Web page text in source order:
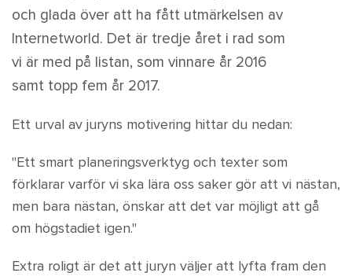
och glada över att ha fått utmärkelsen av
Internetworld. Det är tredje året i rad som
vi är med på listan, som vinnare år 2016
samt topp fem år 2017.
Ett urval av juryns motivering hittar du nedan:
"Ett smart planeringsverktyg och texter som
förklarar varför vi ska lära oss saker gör att vi nästan,
men bara nästan, önskar att det var möjligt att gå
om högstadiet igen."
Extra roligt är det att juryn väljer att lyfta fram den